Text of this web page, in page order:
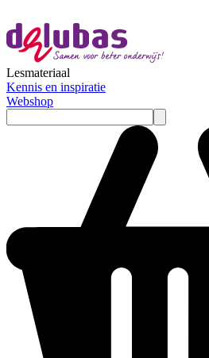
Lesmateriaal
Kennis en inspiratie
Webshop